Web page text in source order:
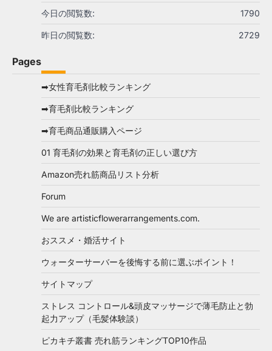
1790
今日の閲覧数:
2729
昨日の閲覧数:
Pages
➡女性育毛剤比較ランキング
➡育毛剤比較ランキング
➡育毛商品通販購入ページ
01 育毛剤の効果と育毛剤の正しい選び方
Amazon売れ筋商品リスト分析
Forum
We are artisticflowerarrangements.com.
おススメ・婚活サイト
ウォーターサーバーを後悔する前に選ぶポイント！
サイトマップ
ストレス コントロール&頭皮マッサージで薄毛防止と勃
起力アップ（毛髪体験談）
ピカキチ叢書 売れ筋ランキングTOP10作品